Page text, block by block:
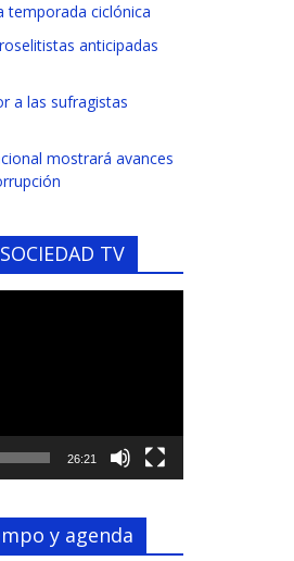
temporada ciclónica
anticipadas
a las sufragistas
mostrará avances
TV
26:21
y agenda